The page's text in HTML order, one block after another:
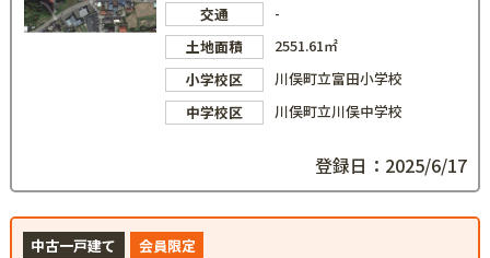
交通
-
土地面積
2551.61㎡
小学校区
川俣町立富田小学校
中学校区
川俣町立川俣中学校
登録日：2025/6/17
中古一戸建て 会員限定